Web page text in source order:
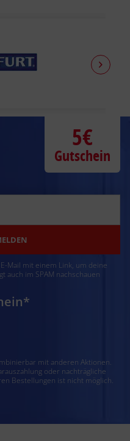
Mail mit einem Link, um deine
auch im SPAM nachschauen
mit anderen Aktionen.
oder nachträgliche
Bestellungen ist nicht möglich.
5€
Gutschein